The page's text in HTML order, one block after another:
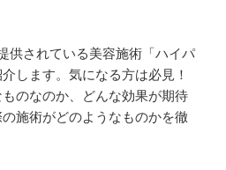
供されている美容施術「ハイパ
します。気になる方は必見！
のなのか、どんな効果が期待
施術がどのようなものかを徹